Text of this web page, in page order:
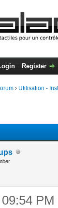
Register
› Utilisation -
PM